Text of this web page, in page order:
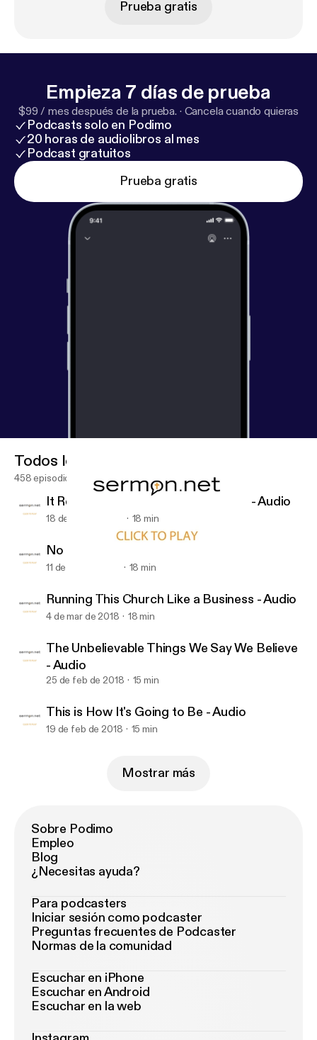
Prueba gratis
Empieza 7 días de prueba
$99 / mes después de la prueba. · Cancela cuando quieras
Podcasts solo en Podimo
20 horas de audiolibros al mes
Podcast gratuitos
Prueba gratis
First Christian Church of Duncan
Todos los episodios
458 episodios
It Really Was That Important to Him - Audio
18 de mar de 2018 18 min
No Heavy Lifting - Audio
11 de mar de 2018 18 min
Running This Church Like a Business - Audio
4 de mar de 2018 18 min
The Unbelievable Things We Say We Believe
- Audio
25 de feb de 2018 15 min
This is How It's Going to Be - Audio
19 de feb de 2018 15 min
Mostrar más
Sobre Podimo
Empleo
Blog
¿Necesitas ayuda?
Para podcasters
Iniciar sesión como podcaster
Preguntas frecuentes de Podcaster
Normas de la comunidad
Escuchar en iPhone
Escuchar en Android
Escuchar en la web